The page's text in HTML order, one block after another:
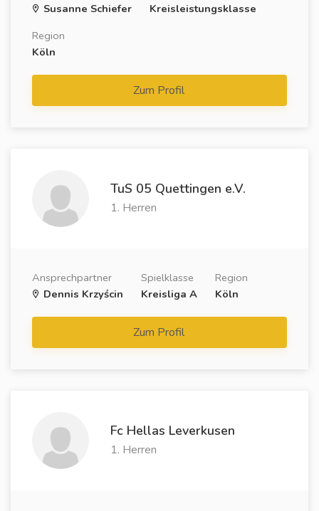
Susanne Schiefer
Kreisleistungsklasse
Region
Köln
Zum Profil
TuS 05 Quettingen e.V.
1. Herren
Ansprechpartner
Dennis Krzyścin
Spielklasse
Kreisliga A
Region
Köln
Zum Profil
Fc Hellas Leverkusen
1. Herren